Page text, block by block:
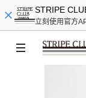
STRIPE
立刻使用官方